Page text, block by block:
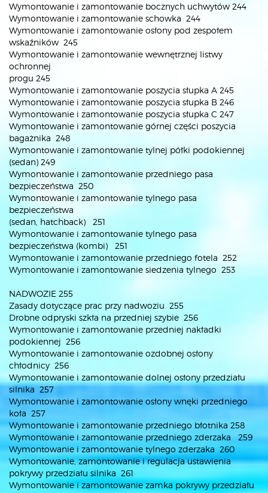
Wymontowanie i zamontowanie bocznych uchwytów 244
Wymontowanie i zamontowanie schowka 244
Wymontowanie i zamontowanie osłony pod zespołem
wskaźników 245
Wymontowanie i zamontowanie wewnętrznej listwy
ochronnej
progu 245
Wymontowanie i zamontowanie poszycia słupka A 245
Wymontowanie i zamontowanie poszycia słupka B 246
Wymontowanie i zamontowanie poszycia słupka C 247
Wymontowanie i zamontowanie górnej części poszycia
bagażnika 248
Wymontowanie i zamontowanie tylnej półki podokiennej
(sedan) 249
Wymontowanie i zamontowanie przedniego pasa
bezpieczeństwa 250
Wymontowanie i zamontowanie tylnego pasa
bezpieczeństwa
(sedan, hatchback) 251
Wymontowanie i zamontowanie tylnego pasa
bezpieczeństwa (kombi) 251
Wymontowanie i zamontowanie przedniego fotela 252
Wymontowanie i zamontowanie siedzenia tylnego 253
NADWOZIE 255
Zasady dotyczące prac przy nadwoziu 255
Drobne odpryski szkła na przedniej szybie 256
Wymontowanie i zamontowanie przedniej nakładki
podokiennej 256
Wymontowanie i zamontowanie ozdobnej osłony
chłodnicy 256
Wymontowanie i zamontowanie dolnej osłony przedziału
silnika 257
Wymontowanie i zamontowanie osłony wnęki przedniego
koła 257
Wymontowanie i zamontowanie przedniego błotnika 258
Wymontowanie i zamontowanie przedniego zderzaka 259
Wymontowanie i zamontowanie tylnego zderzaka 260
Wymontowanie, zamontowanie i regulacja ustawienia
pokrywy przedziału silnika 261
Wymontowanie i zamontowanie zamka pokrywy przedziału